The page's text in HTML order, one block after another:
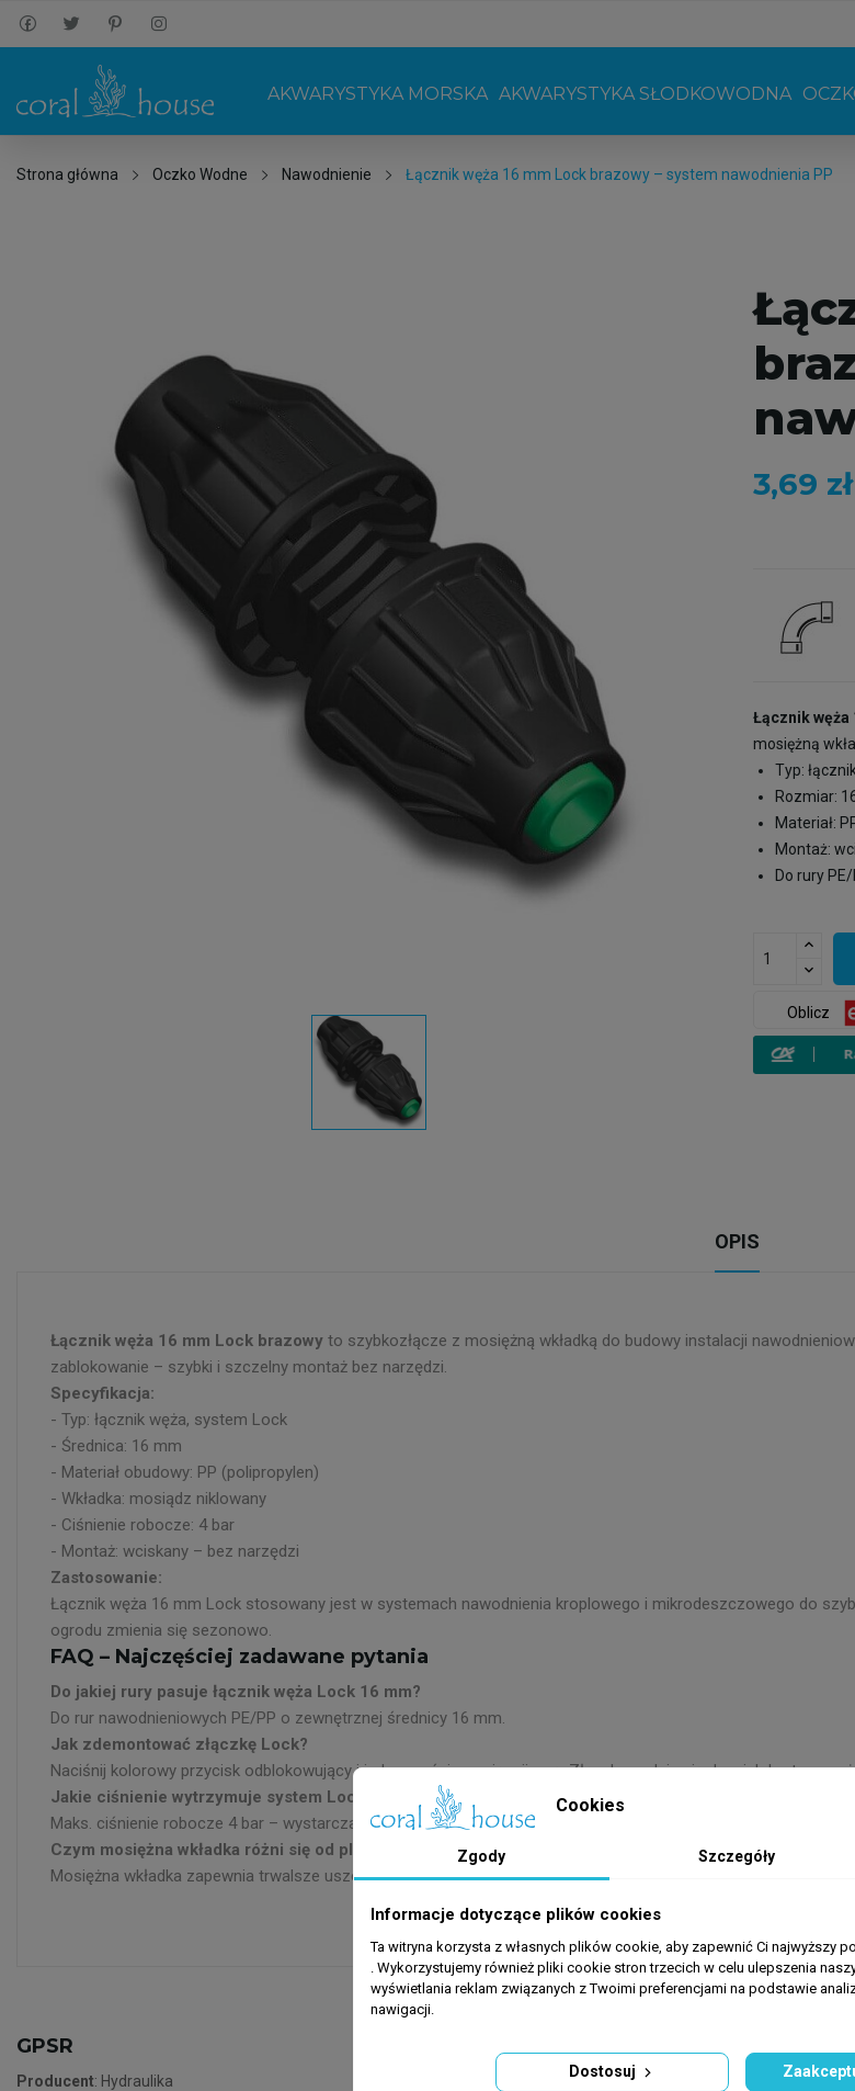
AKWARYSTYKA MORSKA AKWARYSTYKA SŁODKOWODNA
Strona główna Oczko Wodne Nawodnienie Łącznik węża 16 mm Lock brazowy – system nawodnienia PP
3,69 zł
Łącznik węża
mosiężną
Typ:
Rozmiar:
Materiał:
Montaż:
Do rury
Oblicz
OPIS
Łącznik węża 16 mm Lock brazowy to szybkozłącze z mosiężną wkładką do budowy instalacji
zablokowanie – szybki i szczelny montaż bez narzędzi.
Specyfikacja:
- Typ: łącznik węża, system Lock
- Średnica: 16 mm
- Materiał obudowy: PP (polipropylen)
- Wkładka: mosiądz niklowany
- Ciśnienie robocze: 4 bar
- Montaż: wciskany – bez narzędzi
Zastosowanie:
Łącznik węża 16 mm Lock stosowany jest w systemach nawodnienia kroplowego i mikrodeszczowego do
ogrodu zmienia się sezonowo.
FAQ – Najczęściej zadawane pytania
Do jakiej rury pasuje łącznik węża Lock 16 mm?
Do rur nawodnieniowych PE/PP o zewnętrznej średnicy 16 mm.
Jak zdemontować złączkę Lock?
Naciśnij kolorowy przycisk odblokowujący i jednocześnie wyciągnij rurę. Złączka nadaje się do wielokrotnego
Jakie ciśnienie wytrzymuje system Lock?
Maks. ciśnienie robocze 4 bar – wystarczające dla typowych instalacji ogrodowych zasilanych z sieci
Czym mosiężna wkładka różni się od plastikowej?
Mosiężna wkładka zapewnia trwalsze uszczelnienie i lepszą odporność na deformację pod ciśnieniem niż
GPSR
Producent: Hydraulika
Cookies
Zgody Szczegóły
Informacje dotyczące plików cookies
Ta witryna korzysta z własnych plików cookie, aby zapewnić Ci najwyższy
. Wykorzystujemy również pliki cookie stron trzecich w celu ulepszenia
wyświetlania reklam związanych z Twoimi preferencjami na podstawie
nawigacji.
Dostosuj